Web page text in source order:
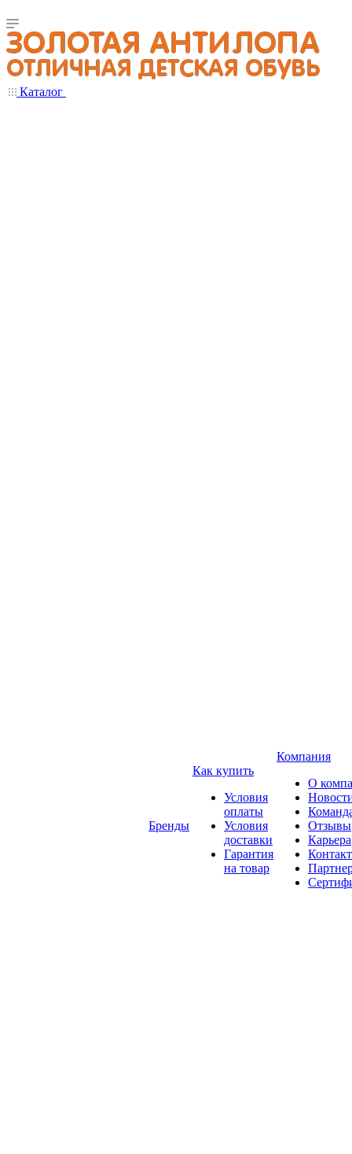
Каталог
Бренды
Как купить
Условия
оплаты
Условия
доставки
Гарантия
на товар
Компания
О
Отзывы
Карьера